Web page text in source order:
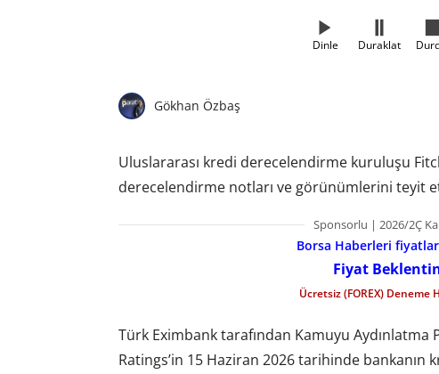
Dinle Duraklat
Gökhan Özbaş
Uluslararası kredi derecelendirme kuruluşu
derecelendirme notları ve görünümlerini teyit
Sponsorlu | 2026/2Ç
Borsa Haberleri
Fiyat
Ücretsiz (FOREX) Deneme
Türk Eximbank tarafından Kamuyu Aydınlatma
Ratings’in 15 Haziran 2026 tarihinde